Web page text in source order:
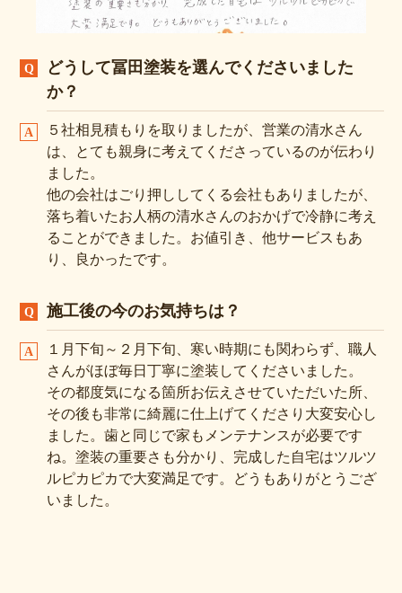
どうして冨田塗装を選んでくださいました
か？
５社相見積もりを取りましたが、営業の清水さん
は、とても親身に考えてくださっているのが伝わり
ました。
他の会社はごり押ししてくる会社もありましたが、
落ち着いたお人柄の清水さんのおかげで冷静に考え
ることができました。お値引き、他サービスもあ
り、良かったです。
施工後の今のお気持ちは？
１月下旬～２月下旬、寒い時期にも関わらず、職人
さんがほぼ毎日丁寧に塗装してくださいました。
その都度気になる箇所お伝えさせていただいた所、
その後も非常に綺麗に仕上げてくださり大変安心し
ました。歯と同じで家もメンテナンスが必要です
ね。塗装の重要さも分かり、完成した自宅はツルツ
ルピカピカで大変満足です。どうもありがとうござ
いました。